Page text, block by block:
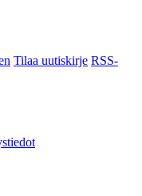
Tilaa uutiskirje RSS-